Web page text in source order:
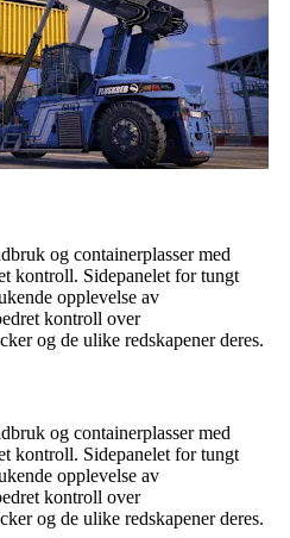
og containerplasser med
kontroll. Sidepanelet for tungt
opplevelse av
kontroll over
og de ulike redskapener deres.
og containerplasser med
kontroll. Sidepanelet for tungt
opplevelse av
kontroll over
og de ulike redskapener deres.